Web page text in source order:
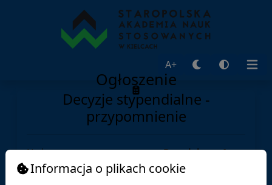
A+
Ogłoszenie
Decyzje stypendialne -
przypomnienie
Nadawca:
Brandeburg Anna
Adresat:
Opublikowane:
Informacja o plikach cookie